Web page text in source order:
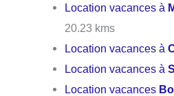
Location vacances à
20.23 kms
Location vacances à
Location vacances à
Location vacances